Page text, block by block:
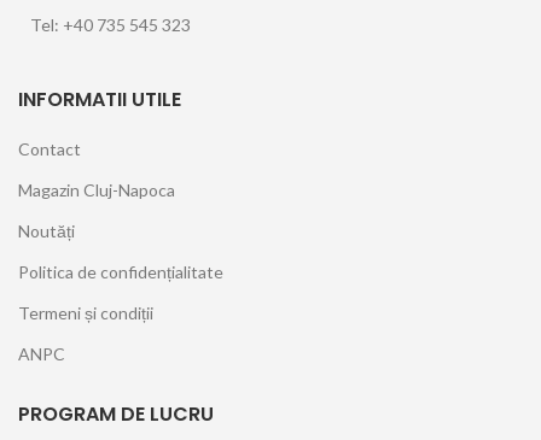
Tel: +40 735 545 323
INFORMATII UTILE
Contact
Magazin Cluj-Napoca
Noutăți
Politica de confidențialitate
Termeni și condiții
ANPC
PROGRAM DE LUCRU